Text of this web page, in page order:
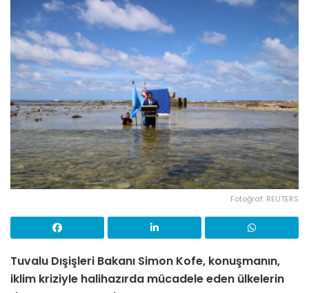
Fotoğraf: REUTERS
Tuvalu Dışişleri Bakanı Simon Kofe, konuşmanın,
iklim kriziyle halihazırda mücadele eden ülkelerin